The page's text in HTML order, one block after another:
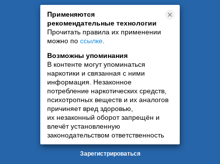
Применяются
рекомендательные технологии
Прочитать правила их применении
можно по ссылке
Возможны упоминания
В контенте могут упоминаться
наркотики и связанная с ними
информация. Незаконное
потребление наркотических средств,
психотропных веществ и их аналогов
причиняет вред здоровью,
их незаконный оборот запрещён и
влечёт установленную
законодательством ответственность
Зарегистрироваться